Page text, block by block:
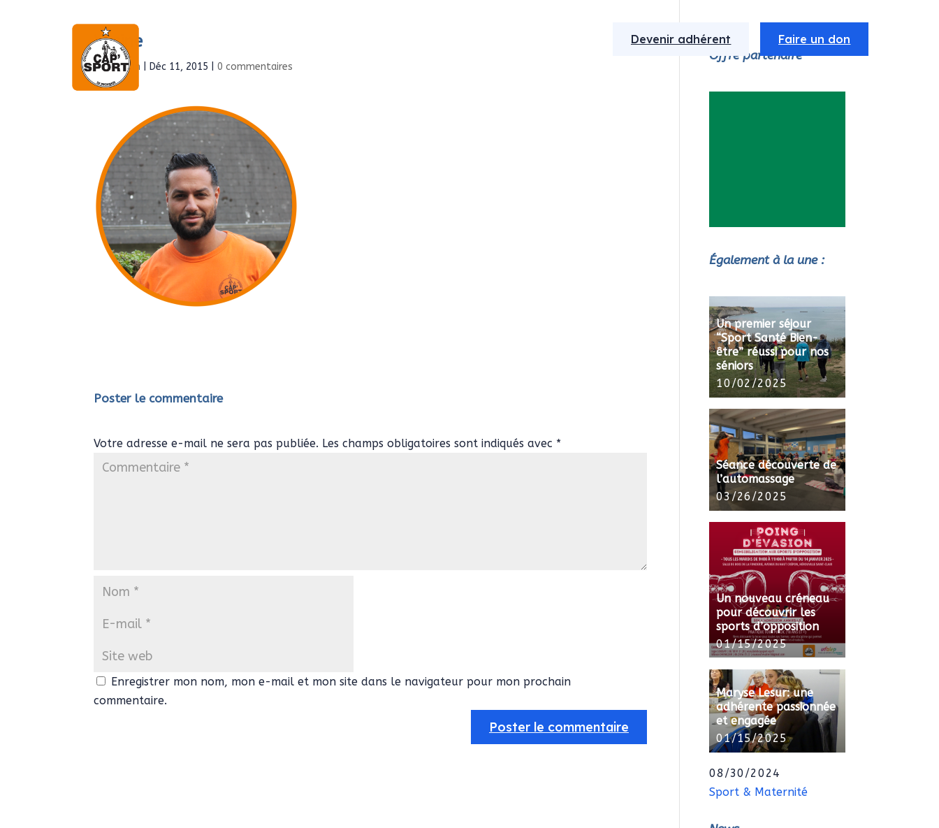
Devenir adhérent Faire un don
Yacine
parAdmin Déc 11, 2015 |0 commentaires
Poster le commentaire
Votre adresse e-mail ne sera pas publiée. Les champs obligatoires sont indiqués avec *
Enregistrer mon nom, mon e-mail et mon site dans le navigateur pour mon prochain
commentaire.
Offre partenaire
Également à la une :
Un premier séjour
“Sport Santé Bien-
être” réussi pour nos
séniors
10/02/2025
Séance découverte de
l’automassage
03/26/2025
Un nouveau créneau
pour découvrir les
sports d’opposition
01/15/2025
Maryse Lesur: une
adhérente passionnée
et engagée
01/15/2025
08/30/2024
Sport & Maternité